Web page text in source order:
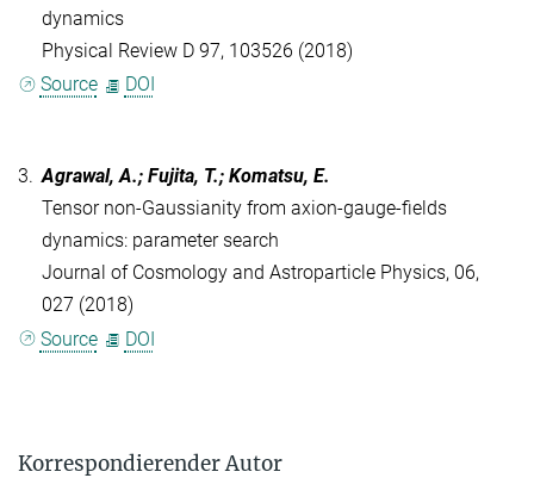
dynamics
Physical Review D 97, 103526 (2018)
Source
DOI
3. Agrawal, A.; Fujita, T.; Komatsu, E.
Tensor non-Gaussianity from axion-gauge-fields
dynamics: parameter search
Journal of Cosmology and Astroparticle Physics, 06,
027 (2018)
Source
DOI
Korrespondierender Autor